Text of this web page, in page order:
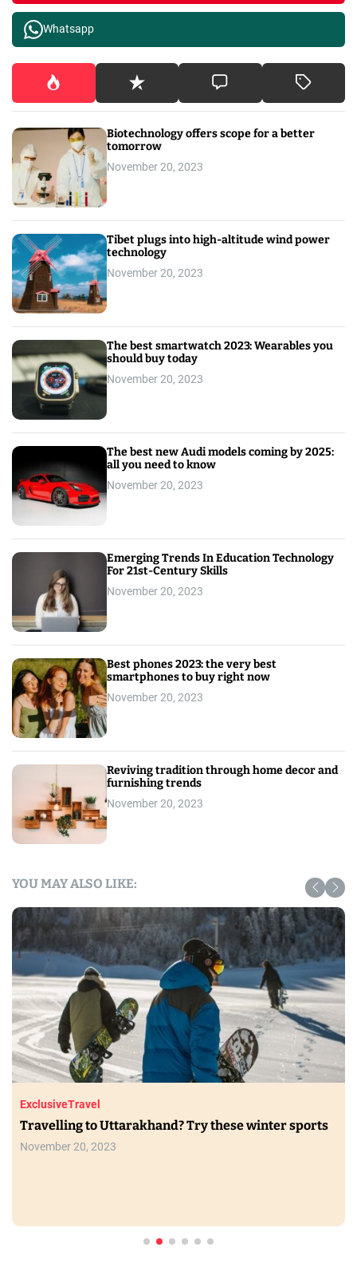
Whatsapp
Biotechnology offers scope for a better
tomorrow
November 20, 2023
Tibet plugs into high-altitude wind power
technology
November 20, 2023
The best smartwatch 2023: Wearables you
should buy today
November 20, 2023
The best new Audi models coming by 2025:
all you need to know
November 20, 2023
Emerging Trends In Education Technology
For 21st-Century Skills
November 20, 2023
Best phones 2023: the very best
smartphones to buy right now
November 20, 2023
Reviving tradition through home decor and
furnishing trends
November 20, 2023
YOU MAY ALSO LIKE:
ExclusiveTravel
Travelling to Uttarakhand? Try these winter sports
November 20, 2023